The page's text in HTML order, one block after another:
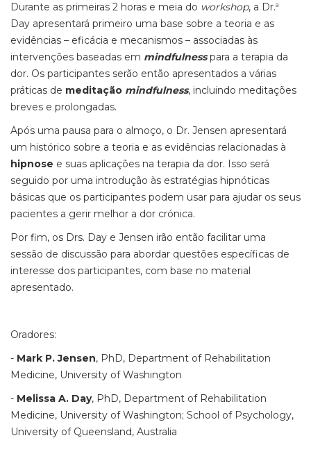
Durante as primeiras 2 horas e meia do workshop, a Dr.ª
Day apresentará primeiro uma base sobre a teoria e as
evidências – eficácia e mecanismos – associadas às
intervenções baseadas em mindfulnesspara a terapia da
dor. Os participantes serão então apresentados a várias
práticas de meditação mindfulness, incluindo meditações
breves e prolongadas.
Após uma pausa para o almoço, o Dr. Jensen apresentará
um histórico sobre a teoria e as evidências relacionadas à
hipnose e suas aplicações na terapia da dor. Isso será
seguido por uma introdução às estratégias hipnóticas
básicas que os participantes podem usar para ajudar os seus
pacientes a gerir melhor a dor crónica.
Por fim, os Drs. Day e Jensen irão então facilitar uma
sessão de discussão para abordar questões específicas de
interesse dos participantes, com base no material
apresentado.
Oradores:
- Mark P. Jensen, PhD, Department of Rehabilitation
Medicine, University of Washington
- Melissa A. Day, PhD, Department of Rehabilitation
Medicine, University of Washington; School of Psychology,
University of Queensland, Australia